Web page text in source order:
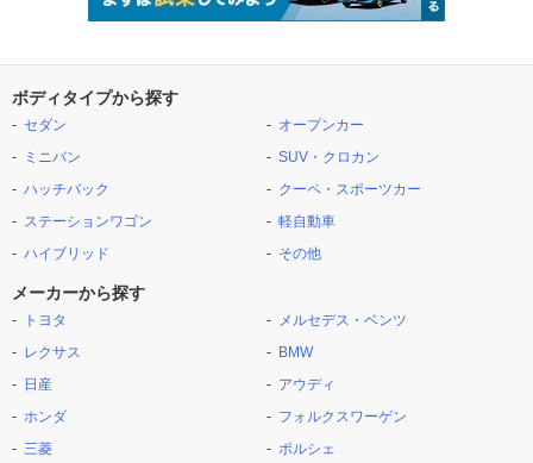
ボディタイプから探す
セダン
ミニバン
ハッチバック
ステーションワゴン
ハイブリッド
オープンカー
SUV・クロカン
クーペ・スポーツカー
軽自動車
その他
メーカーから探す
トヨタ
レクサス
日産
ホンダ
三菱
メルセデス・ベンツ
BMW
アウディ
フォルクスワーゲン
ポルシェ